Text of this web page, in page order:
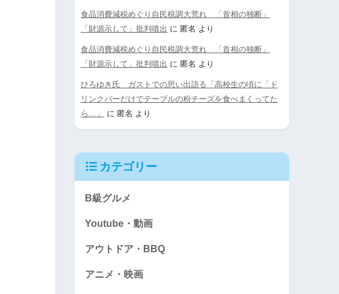
食品消費減税めぐり自民税調大荒れ 「首相の独断」
「財源示して」批判噴出 に 匿名 より
食品消費減税めぐり自民税調大荒れ 「首相の独断」
「財源示して」批判噴出 に 匿名 より
ひろゆき氏 ガストでの思い出語る「高校生の頃に「ド
リンクバーだけでテーブルの粉チーズを食べまくってた
ら…」
に 匿名 より
カテゴリー
B級グルメ
Youtube・動画
アウトドア・BBQ
アニメ・映画